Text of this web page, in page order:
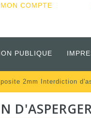
MON COMPTE
PUBLIQUE
2mm Interdiction